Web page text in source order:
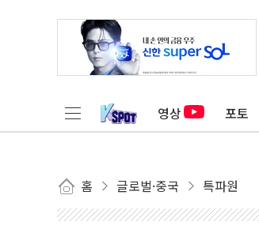
영상 포토
홈 글로벌·중국 특파원